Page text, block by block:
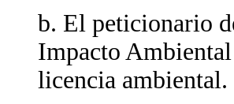
b. El peticionario
Impacto
licencia ambiental.